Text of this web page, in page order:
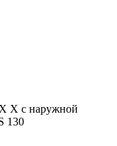
X с наружной
130